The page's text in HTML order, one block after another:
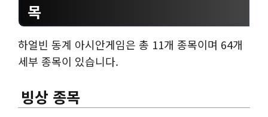
목
하얼빈 동계 아시안게임은 총 11개 종목이며 64개
세부 종목이 있습니다.
빙상 종목